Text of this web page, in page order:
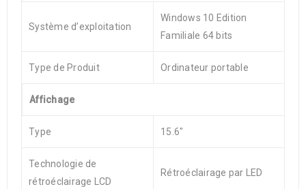
Système d’exploitation
Windows 10 Edition
Familiale 64 bits
Type de Produit Ordinateur portable
Affichage
Type 15.6″
Technologie de
rétroéclairage LCD
Rétroéclairage par LED